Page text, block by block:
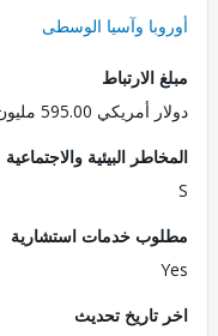
وآسيا الوسطى
595.00 مليون
البيئية والاجتماعية
خدمات استشارية
تحديث